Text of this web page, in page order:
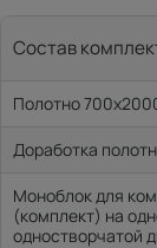
Состав
Полотно
Доработка
Моноблок для
(комплект) на
одностворчатой